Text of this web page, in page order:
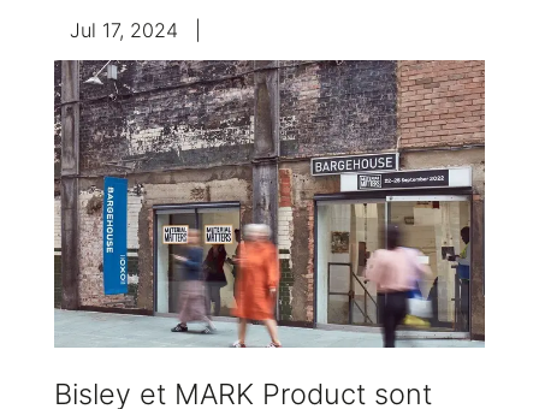
Jul 17, 2024
Bisley et MARK Product sont